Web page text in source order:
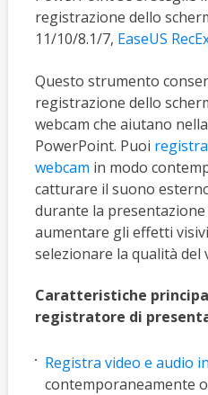
registrazione dello
11/10/8.1/7, EaseUS
Questo strumento
registrazione dello
webcam che aiutano
PowerPoint. Puoi
webcam in modo
catturare il suono
durante la
aumentare gli effetti
selezionare la qualità del
Caratteristiche
registratore di
Registra video e audio
contemporaneamente